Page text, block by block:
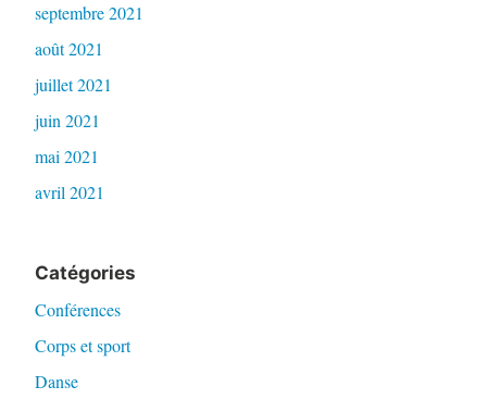
septembre 2021
août 2021
juillet 2021
juin 2021
mai 2021
avril 2021
Catégories
Conférences
Corps et sport
Danse